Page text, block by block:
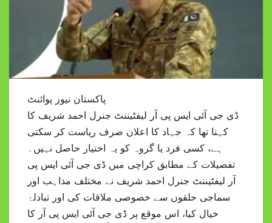
پاکستان نیوز پوائنٹ
ڈی جی آئی ایس پی آر لیفٹیننٹ جنرل احمد شریف کا
کہنا تھا کہ جہاد کا اعلان صرف ریاست کر سکتی
ہے، کسی فرد یا گروہ کو یہ اختیار حاصل نہیں۔
تفصیلات کے مطابق کراچی میں ڈی جی آئی ایس پی
آر لیفٹیننٹ جنرل احمد شریف نے مختلف مذاہب اور
سماجی حلقوں سے خصوصی ملاقات کی اور تبادلۂ
خیال کیا، اس موقع پر ڈی جی آئی ایس پی آر کا